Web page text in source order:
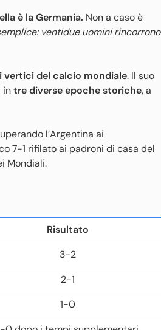
è la Germania. Non a caso è
ventidue uomini rincorrono
vertici del calcio mondiale. Il suo
intre diverse epoche storiche, a
l’Argentina ai
7-1 rifilato ai padroni di casa del
Mondiali.
Risultato
3-2
2-1
1-0